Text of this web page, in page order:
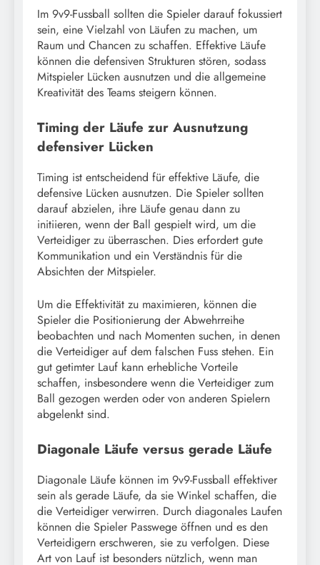
Im 9v9-Fussball sollten die Spieler darauf fokussiert
sein, eine Vielzahl von Läufen zu machen, um
Raum und Chancen zu schaffen. Effektive Läufe
können die defensiven Strukturen stören, sodass
Mitspieler Lücken ausnutzen und die allgemeine
Kreativität des Teams steigern können.
Timing der Läufe zur Ausnutzung
defensiver Lücken
Timing ist entscheidend für effektive Läufe, die
defensive Lücken ausnutzen. Die Spieler sollten
darauf abzielen, ihre Läufe genau dann zu
initiieren, wenn der Ball gespielt wird, um die
Verteidiger zu überraschen. Dies erfordert gute
Kommunikation und ein Verständnis für die
Absichten der Mitspieler.
Um die Effektivität zu maximieren, können die
Spieler die Positionierung der Abwehrreihe
beobachten und nach Momenten suchen, in denen
die Verteidiger auf dem falschen Fuss stehen. Ein
gut getimter Lauf kann erhebliche Vorteile
schaffen, insbesondere wenn die Verteidiger zum
Ball gezogen werden oder von anderen Spielern
abgelenkt sind.
Diagonale Läufe versus gerade Läufe
Diagonale Läufe können im 9v9-Fussball effektiver
sein als gerade Läufe, da sie Winkel schaffen, die
die Verteidiger verwirren. Durch diagonales Laufen
können die Spieler Passwege öffnen und es den
Verteidigern erschweren, sie zu verfolgen. Diese
Art von Lauf ist besonders nützlich, wenn man